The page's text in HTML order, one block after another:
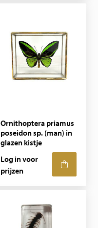
Ornithoptera priamus
poseidon sp. (man) in
glazen kistje
Log in voor
prijzen